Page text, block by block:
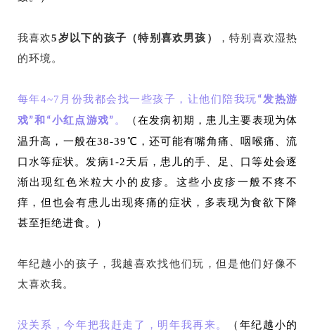
我喜欢5岁以下的孩子（特别喜欢男孩）
，特别喜欢湿热
的环境。
每年4~7月份我都会找一些孩子，让他们陪我玩 “发热游
戏”和“小红点游戏” 。
（在发病初期，患儿主要表现为体
温升高，一般在38-39℃，还可能有嘴角痛、咽喉痛、流
口水等症状。发病1-2天后，患儿的手、足、口等处会逐
渐出现红色米粒大小的皮疹。这些小皮疹一般不疼不
痒，但也会有患儿出现疼痛的症状，多表现为食欲下降
甚至拒绝进食。）
年纪越小的孩子，我越喜欢找他们玩，但是他们好像不
太喜欢我。
没关系，今年把我赶走了，明年我再来。 （年纪越小的